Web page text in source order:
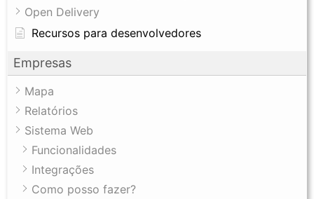
Open Delivery
Recursos para desenvolvedores
Empresas
Mapa
Relatórios
Sistema Web
Funcionalidades
Integrações
Como posso fazer?